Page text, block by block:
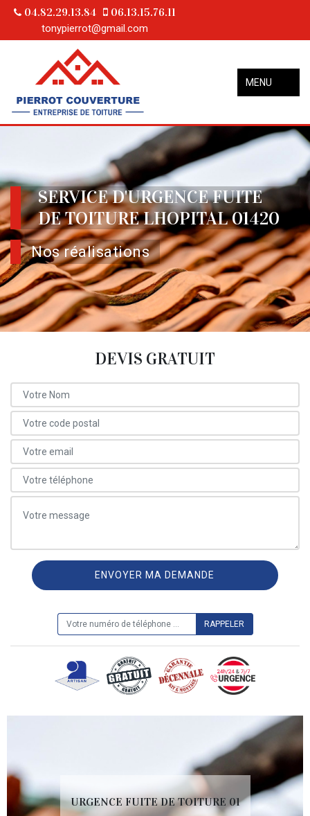
04.82.29.13.84 06.13.15.76.11
tonypierrot@gmail.com
MENU
SERVICE D'URGENCE FUITE
DE TOITURE LHOPITAL 01420
Nos réalisations
DEVIS GRATUIT
URGENCE FUITE DE TOITURE 01